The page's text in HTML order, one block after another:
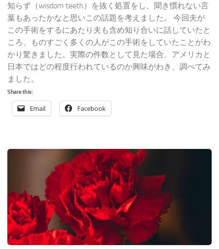
知らず（wisdom teeth）を抜く処置をし、聞き慣れない言
葉もあったかなと思いこの話題を考えました。 今回夫が
この手術をするにあたり夫も含め知り合いに話していたと
ころ、ものすごく多くの人がこの手術をしていたことがわ
かり驚きました。実際の件数として見た場合、アメリカと
日本ではどの程度行われているのか興味がわき、調べてみ
ました。
Share this:
Email Facebook